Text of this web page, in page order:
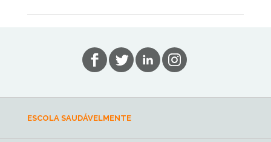
ESCOLA SAUDÁVELMENTE